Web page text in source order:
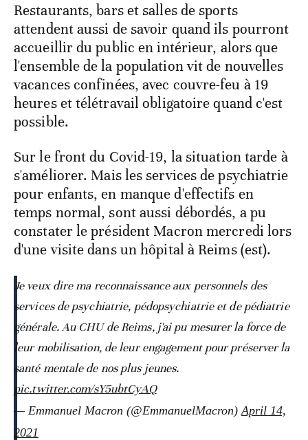
Restaurants, bars et salles de sports
attendent aussi de savoir quand ils pourront
accueillir du public en intérieur, alors que
l'ensemble de la population vit de nouvelles
vacances confinées, avec couvre-feu à 19
heures et télétravail obligatoire quand c'est
possible.
Sur le front du Covid-19, la situation tarde à
s'améliorer. Mais les services de psychiatrie
pour enfants, en manque d'effectifs en
temps normal, sont aussi débordés, a pu
constater le président Macron mercredi lors
d'une visite dans un hôpital à Reims (est).
Je veux dire ma reconnaissance aux personnels des
services de psychiatrie, pédopsychiatrie et de pédiatrie
générale. Au CHU de Reims, j'ai pu mesurer la force de
leur mobilisation, de leur engagement pour préserver la
santé mentale de nos plus jeunes.
pic.twitter.com/sY5ubtCyAQ
— Emmanuel Macron (@EmmanuelMacron) April 14,
2021